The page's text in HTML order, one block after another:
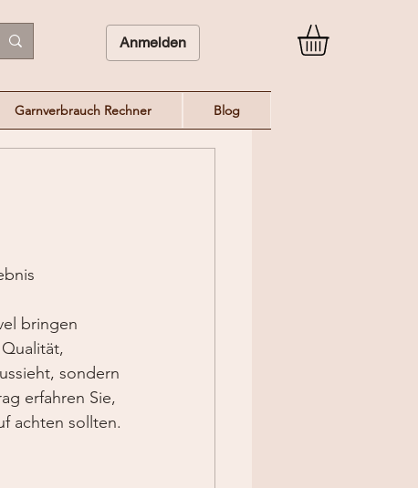
Anmelden
Garnverbrauch Rechner Blog
bringen
sondern
erfahren Sie,
achten sollten.